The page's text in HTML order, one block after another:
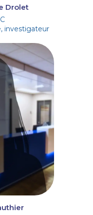
Drolet
investigateur